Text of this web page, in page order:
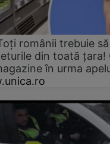
românii trebuie
din toată țara!
în urma